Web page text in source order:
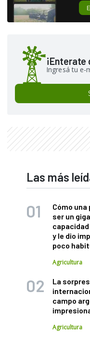
¡Enterate
Ingresá tu e-
Las más
Cómo una
ser un
y le dio
poco
Agricultura
La
campo
Agricultura